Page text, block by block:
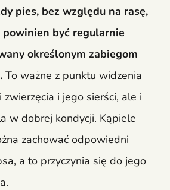
pies, bez względu na rasę,
być regularnie
określonym zabiegom
To ważne z punktu widzenia
i jego sierści, ale i
w dobrej kondycji. Kąpiele
zachować odpowiedni
a to przyczynia się do jego